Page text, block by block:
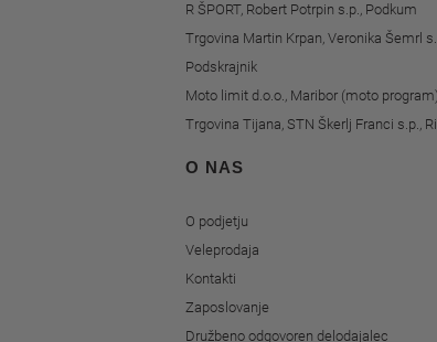
R ŠPORT, Robert Potrpin s.p., Podkum
Trgovina Martin Krpan, Veronika Šemrl
Podskrajnik
Moto limit d.o.o., Maribor (moto program)
Trgovina Tijana, STN Škerlj Franci s.p.,
O NAS
O podjetju
Veleprodaja
Kontakti
Zaposlovanje
Družbeno odgovoren delodajalec